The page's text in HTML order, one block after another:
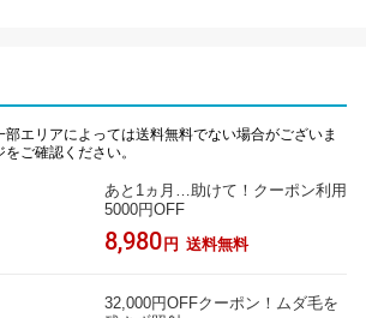
エリアによっては送料無料でない場合がございま
ご確認ください。
あと1ヵ月…助けて！クーポン利用
5000円OFF
8,980 円 送料無料
32,000円OFFクーポン！ムダ毛を